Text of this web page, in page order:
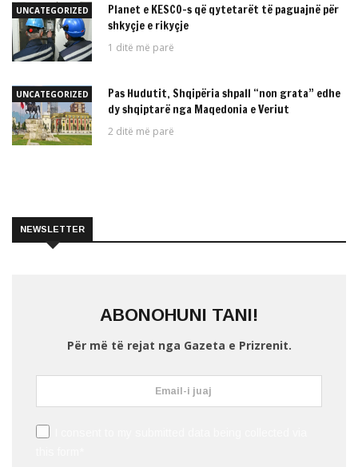
UNCATEGORIZED
Planet e KESCO-s që qytetarët të paguajnë për
shkyçje e rikyçje
1 ditë më parë
UNCATEGORIZED
Pas Hudutit, Shqipëria shpall “non grata” edhe
dy shqiptarë nga Maqedonia e Veriut
2 ditë më parë
NEWSLETTER
ABONOHUNI TANI!
Për më të rejat nga Gazeta e Prizrenit.